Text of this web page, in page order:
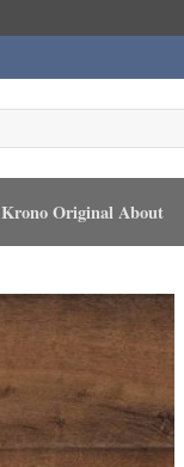
Krono Original About